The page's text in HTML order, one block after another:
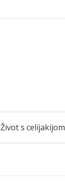
Život s celijakijom